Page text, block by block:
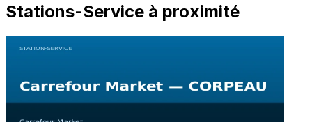
Stations-Service à proximité